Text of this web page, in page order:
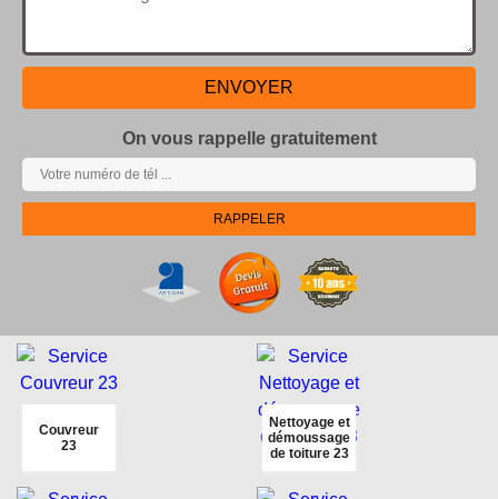
On vous rappelle gratuitement
Couvreur
23
Nettoyage et
démoussage
de toiture 23